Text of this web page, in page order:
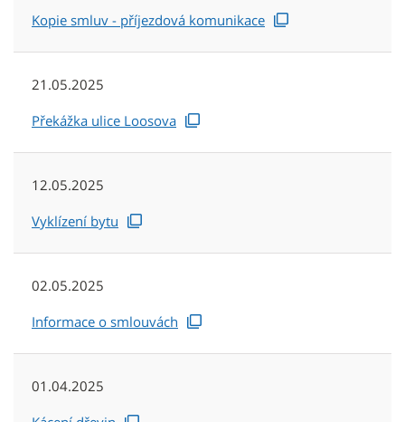
Kopie smluv - příjezdová komunikace
21.05.2025
Překážka ulice Loosova
12.05.2025
Vyklízení bytu
02.05.2025
Informace o smlouvách
01.04.2025